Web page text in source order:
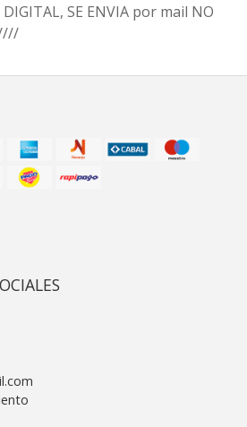
SE ENVIA por mail NO